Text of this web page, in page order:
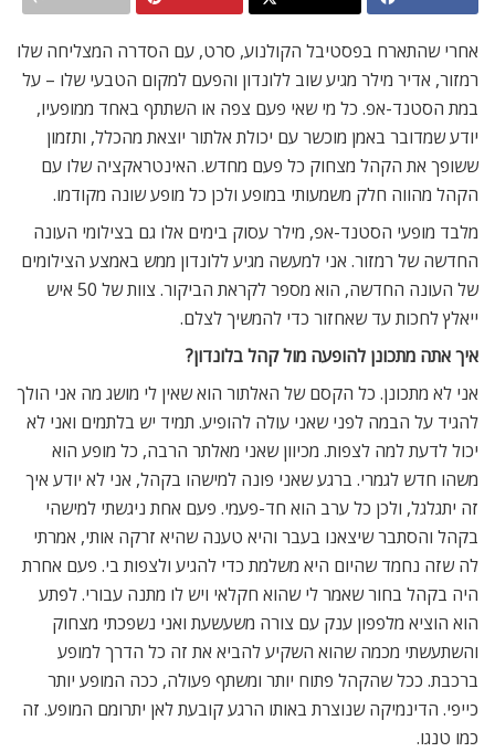
אחרי שהתארח בפסטיבל הקולנוע, סרט, עם הסדרה המצליחה שלו
רמזור, אדיר מילר מגיע שוב ללונדון והפעם למקום הטבעי שלו – על
במת הסטנד-אפ. כל מי שאי פעם צפה או השתתף באחד ממופעיו,
יודע שמדובר באמן מוכשר עם יכולת אלתור יוצאת מהכלל, ותזמון
ששופך את הקהל מצחוק כל פעם מחדש. האינטראקציה שלו עם
הקהל מהווה חלק משמעותי במופע ולכן כל מופע שונה מקודמו.
מלבד מופעי הסטנד-אפ, מילר עסוק בימים אלו גם בצילומי העונה
החדשה של רמזור. אני למעשה מגיע ללונדון ממש באמצע הצילומים
של העונה החדשה, הוא מספר לקראת הביקור. צוות של 50 איש
ייאלץ לחכות עד שאחזור כדי להמשיך לצלם.
איך אתה מתכונן להופעה מול קהל בלונדון?
אני לא מתכונן. כל הקסם של האלתור הוא שאין לי מושג מה אני הולך
להגיד על הבמה לפני שאני עולה להופיע. תמיד יש בלתמים ואני לא
יכול לדעת למה לצפות. מכיוון שאני מאלתר הרבה, כל מופע הוא
משהו חדש לגמרי. ברגע שאני פונה למישהו בקהל, אני לא יודע איך
זה יתגלגל, ולכן כל ערב הוא חד-פעמי. פעם אחת ניגשתי למישהי
בקהל והסתבר שיצאנו בעבר והיא טענה שהיא זרקה אותי, אמרתי
לה שזה נחמד שהיום היא משלמת כדי להגיע ולצפות בי. פעם אחרת
היה בקהל בחור שאמר לי שהוא חקלאי ויש לו מתנה עבורי. לפתע
הוא הוציא מלפפון ענק עם צורה משעשעת ואני נשפכתי מצחוק
והשתעשתי מכמה שהוא השקיע להביא את זה כל הדרך למופע
ברכבת. ככל שהקהל פתוח יותר ומשתף פעולה, ככה המופע יותר
כייפי. הדינמיקה שנוצרת באותו הרגע קובעת לאן יתרומם המופע. זה
כמו טנגו.